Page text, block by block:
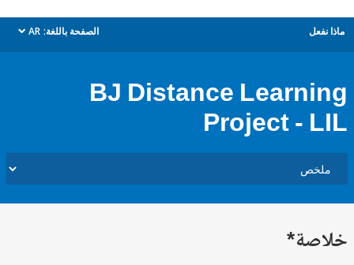
الصفحة باللغة: AR
dropdown
BJ Distance
Project -